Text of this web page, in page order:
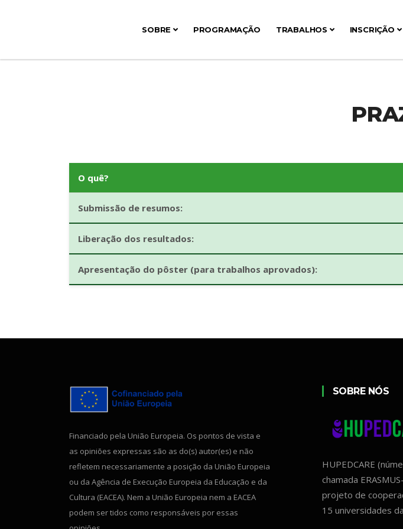
SOBRE PROGRAMAÇÃO TRABALHOS INSCRIÇÃO
O quê?
Submissão de resumos:
Liberação dos resultados:
Apresentação do pôster (para trabalhos aprovados):
Financiado pela União Europeia. Os pontos de vista e
as opiniões expressas são as do(s) autor(es) e não
refletem necessariamente a posição da União Europeia
ou da Agência de Execução Europeia da Educação e da
Cultura (EACEA). Nem a União Europeia nem a EACEA
podem ser tidos como responsáveis por essas
SOBRE NÓS
HUPEDCARE
chamada
projeto de
15 universidades